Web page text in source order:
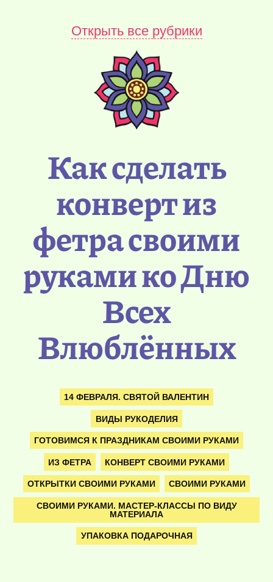
Открыть все рубрики
Как сделать
конверт из
фетра своими
руками ко Дню
Всех
Влюблённых
14 ФЕВРАЛЯ. СВЯТОЙ ВАЛЕНТИН
ВИДЫ РУКОДЕЛИЯ
ГОТОВИМСЯ К ПРАЗДНИКАМ СВОИМИ РУКАМИ
ИЗ ФЕТРА КОНВЕРТ СВОИМИ РУКАМИ
ОТКРЫТКИ СВОИМИ РУКАМИ СВОИМИ РУКАМИ
СВОИМИ РУКАМИ. МАСТЕР-КЛАССЫ ПО ВИДУ
МАТЕРИАЛА
УПАКОВКА ПОДАРОЧНАЯ